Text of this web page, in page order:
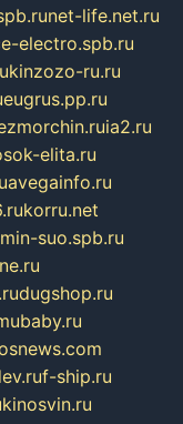
net-life.net.ru
electro.spb.ru
kinzozo-ru.ru
eugrus.pp.ru
ia2.ru
elita.ru
avegainfo.ru
korru.net
suo.spb.ru
dugshop.ru
f-ship.ru
kinosvin.ru